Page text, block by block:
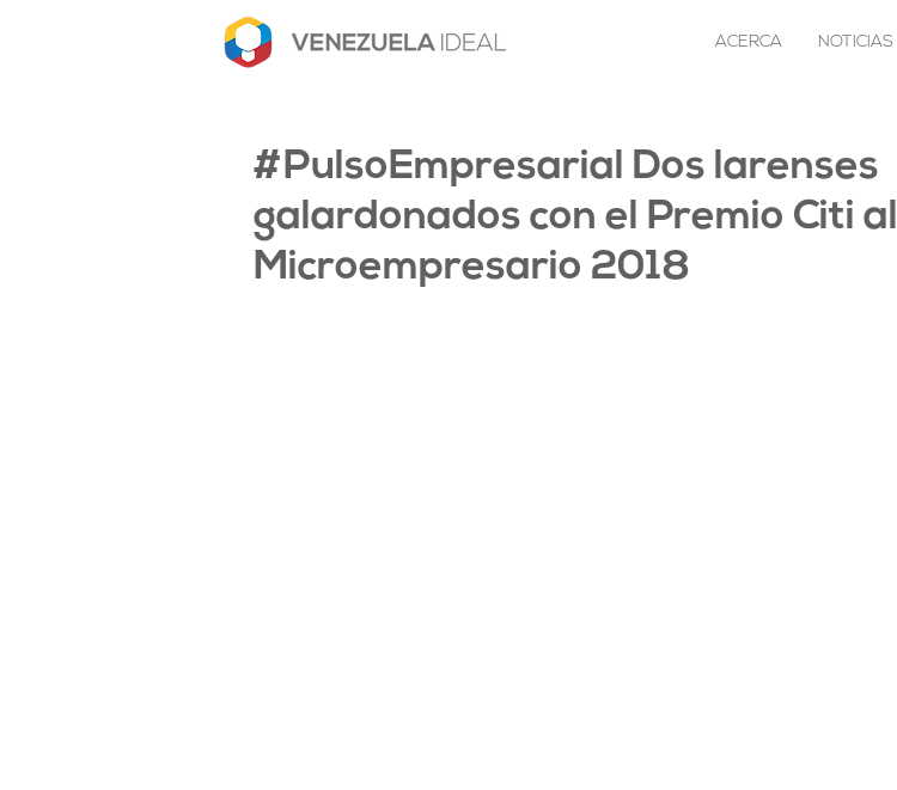
ACERCA NOTICIAS
#PulsoEmpresarial Dos larenses
galardonados con el Premio Citi al
Microempresario 2018